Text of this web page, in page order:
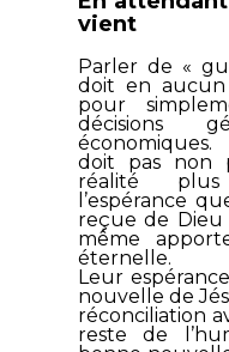
vient
Parler de «
doit en
pour
décisions
doit pas non
réalité
l’espérance
reçue de
même
éternelle.
Leur
nouvelle de
réconciliation
reste de